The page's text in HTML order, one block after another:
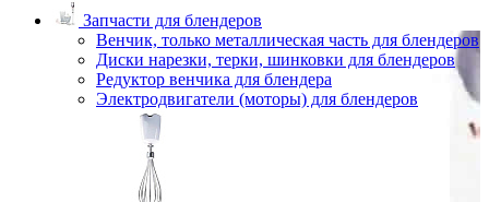
Запчасти для блендеров
Венчик, только металлическая часть для блендеров
Диски нарезки, терки, шинковки для блендеров
Редуктор венчика для блендера
Электродвигатели (моторы) для блендеров